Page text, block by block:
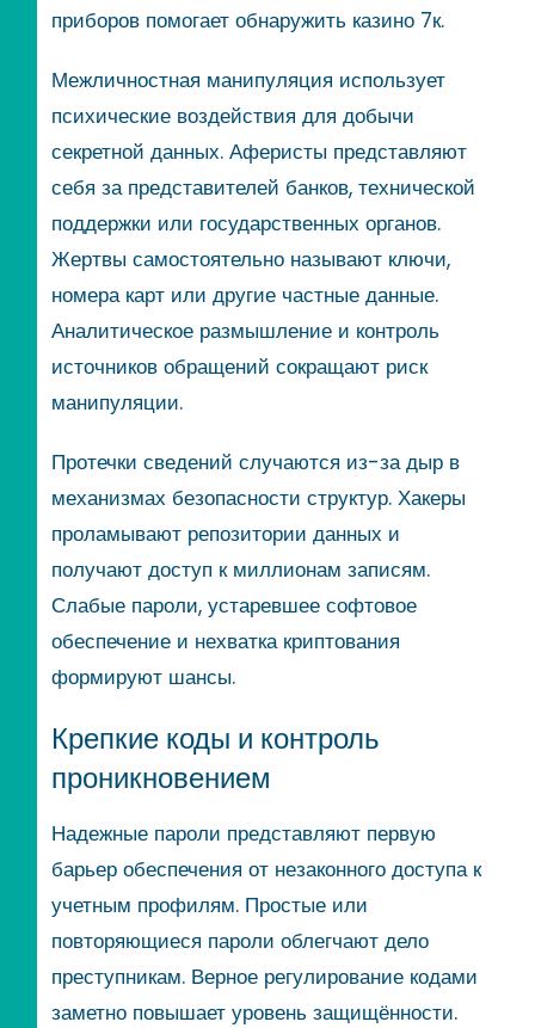
приборов помогает обнаружить казино 7к.
Межличностная манипуляция использует
психические воздействия для добычи
секретной данных. Аферисты представляют
себя за представителей банков, технической
поддержки или государственных органов.
Жертвы самостоятельно называют ключи,
номера карт или другие частные данные.
Аналитическое размышление и контроль
источников обращений сокращают риск
манипуляции.
Протечки сведений случаются из-за дыр в
механизмах безопасности структур. Хакеры
проламывают репозитории данных и
получают доступ к миллионам записям.
Слабые пароли, устаревшее софтовое
обеспечение и нехватка криптования
формируют шансы.
Крепкие коды и контроль
проникновением
Надежные пароли представляют первую
барьер обеспечения от незаконного доступа к
учетным профилям. Простые или
повторяющиеся пароли облегчают дело
преступникам. Верное регулирование кодами
заметно повышает уровень защищённости.